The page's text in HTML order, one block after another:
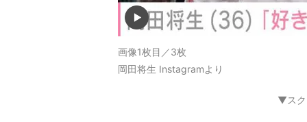
画像1枚目／3枚
岡田将生 Instagramより
▼スク